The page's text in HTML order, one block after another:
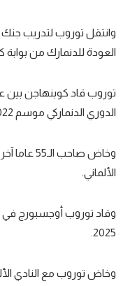
العودة للدنمارك من بوابة
الدوري الدنماركي موسم 2022-2021.
وخاض صاحب
الألماني.
2025.